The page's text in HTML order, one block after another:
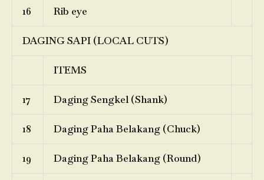
16 Rib eye
DAGING SAPI (LOCAL CUTS)
ITEMS
17 Daging Sengkel (Shank)
18 Daging Paha Belakang (Chuck)
19 Daging Paha Belakang (Round)